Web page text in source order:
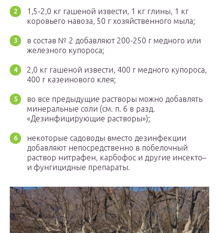
1,5-2,0 кг гашеной извести, 1 кг глины, 1 кг
коровьего навоза, 50 г хозяйственного мыла;
в состав № 2 добавляют 200-250 г медного или
железного купороса;
2,0 кг гашеной извести, 400 г медного купороса,
400 г казеинового клея;
во все предыдущие растворы можно добавлять
минеральные соли (см. п. 6 в разд.
«Дезинфицирующие растворы»);
некоторые садоводы вместо дезинфекции
добавляют непосредственно в побелочный
раствор нитрафен, карбофос и другие инсекто–
и фунгицидные препараты.